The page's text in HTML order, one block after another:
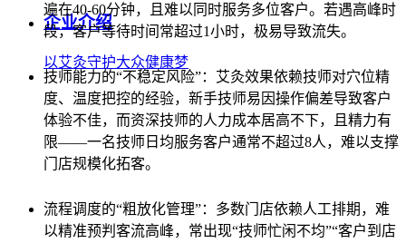
企业介绍
以艾灸守护大众健康梦
遍在40-60分钟，且难以同时服务多位客户。若遇高峰时
段，客户等待时间常超过1小时，极易导致流失。
技师能力的“不稳定风险”：艾灸效果依赖技师对穴位精
度、温度把控的经验，新手技师易因操作偏差导致客户
体验不佳，而资深技师的人力成本居高不下，且精力有
限——一名技师日均服务客户通常不超过8人，难以支撑
门店规模化拓客。
流程调度的“粗放化管理”：多数门店依赖人工排期，难
以精准预判客流高峰，常出现“技师忙闲不均”“客户到店